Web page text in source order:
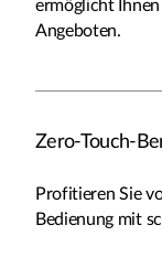
ermöglicht
Angeboten.
Zero-Touch-
Profitieren Sie
Bedienung mit